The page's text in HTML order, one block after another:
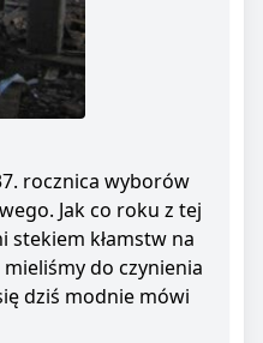
rocznica wyborów
Jak co roku z tej
stekiem kłamstw na
do czynienia
dziś modnie mówi